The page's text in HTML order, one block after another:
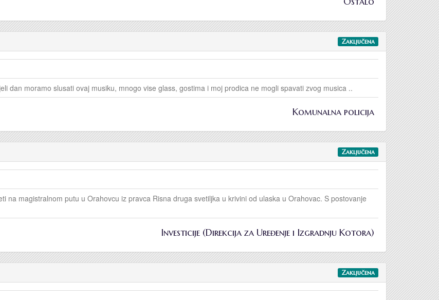
Zaključena
dan moramo slusati ovaj musiku, mnogo vise glass, gostima i moj prodica ne mogli spavati zvog musica ..
Komunalna policija
Zaključena
na magistralnom putu u Orahovcu iz pravca Risna druga svetiljka u krivini od ulaska u Orahovac. S postovanje
Investicije (Direkcija za Uređenje i Izgradnju Kotora)
Zaključena